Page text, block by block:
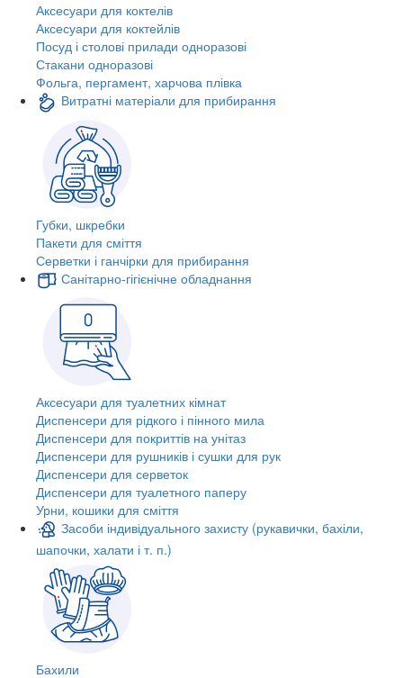
Аксесуари для коктелів
Аксесуари для коктейлів
Посуд і столові прилади одноразові
Стакани одноразові
Фольга, пергамент, харчова плівка
Витратні матеріали для прибирання
Губки, шкребки
Пакети для сміття
Серветки і ганчірки для прибирання
Санітарно-гігієнічне обладнання
Аксесуари для туалетних кімнат
Диспенсери для рідкого і пінного мила
Диспенсери для покриттів на унітаз
Диспенсери для рушників і сушки для рук
Диспенсери для серветок
Диспенсери для туалетного паперу
Урни, кошики для сміття
Засоби індивідуального захисту (рукавички, бахіли,
шапочки, халати і т. п.)
Бахили